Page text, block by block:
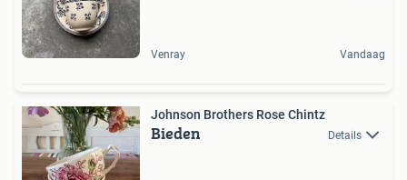
Venray Vandaag
Johnson Brothers Rose Chintz
Bieden Details